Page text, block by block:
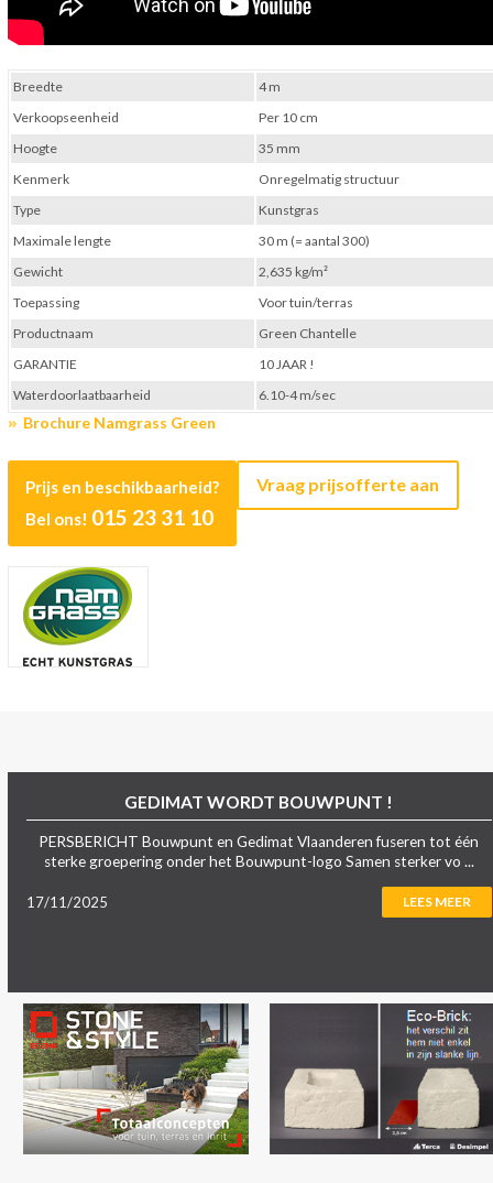
Brochure Namgrass Green
Prijs en beschikbaarheid?
Bel ons! 015 23 31 10
Vraag prijsofferte aan
Breedte
4 m
Verkoopseenheid
Per 10 cm
Hoogte
35 mm
Kenmerk
Onregelmatig structuur
Type
Kunstgras
Maximale lengte
30 m (= aantal 300)
Gewicht
2,635 kg/m²
Toepassing
Voor tuin/terras
Productnaam
Green Chantelle
GARANTIE
10 JAAR !
Waterdoorlaatbaarheid
6.10-4 m/sec
GEDIMAT WORDT BOUWPUNT !
PERSBERICHT Bouwpunt en Gedimat Vlaanderen fuseren tot één
sterke groepering onder het Bouwpunt-logo Samen sterker vo ...
17/11/2025 LEES MEER